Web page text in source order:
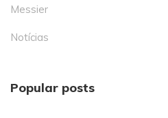
Messier
Notícias
Popular posts